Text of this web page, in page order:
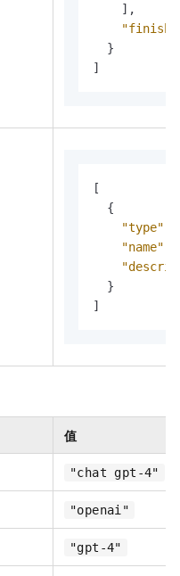
] ,
}
]
[
{
"type"
"name"
}
]
值
"chat gpt-4"
"openai"
"gpt-4"